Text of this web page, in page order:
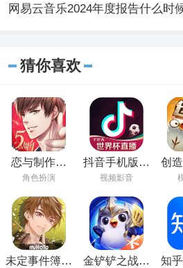
猜你喜欢
恋与制作人
2023免费下载
角色扮演
抖音手机版在
线观看
视频影音
创
游
未定事件簿最 金铲铲之战手 知